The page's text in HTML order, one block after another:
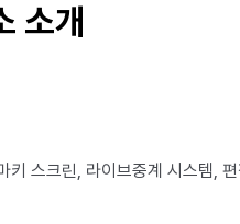
소개
키 스크린, 라이브중계 시스템,